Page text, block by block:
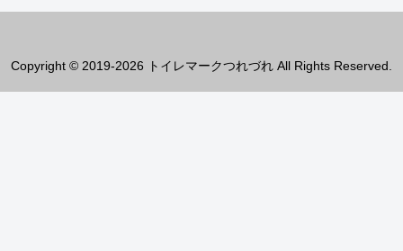
Copyright © 2019-2026 トイレマークつれづれ All Rights Reserved.